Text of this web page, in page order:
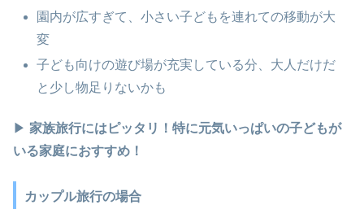
園内が広すぎて、小さい子どもを連れての移動が大
変
子ども向けの遊び場が充実している分、大人だけだ
と少し物足りないかも
▶ 家族旅行にはピッタリ！特に元気いっぱいの子どもが
いる家庭におすすめ！
カップル旅行の場合